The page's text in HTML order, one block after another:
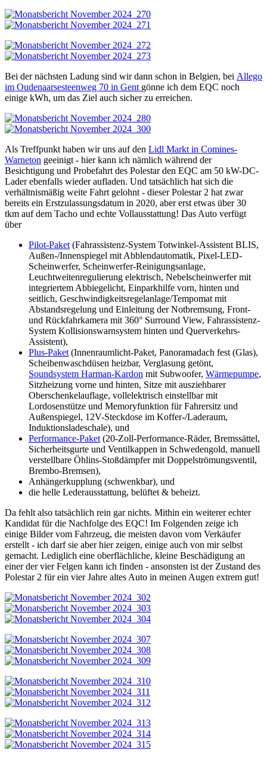
Bei der nächsten Ladung sind wir dann schon in Belgien, bei Allego
im Oudenaarsesteenweg 70 in Gent gönne ich dem EQC noch
einige kWh, um das Ziel auch sicher zu erreichen.
Als Treffpunkt haben wir uns auf den Lidl Markt in Comines-
Warneton geeinigt - hier kann ich nämlich während der
Besichtigung und Probefahrt des Polestar den EQC am 50 kW-DC-
Lader ebenfalls wieder aufladen. Und tatsächlich hat sich die
verhältnismäßig weite Fahrt gelohnt - dieser Polestar 2 hat zwar
bereits ein Erstzulassungsdatum in 2020, aber erst etwas über 30
tkm auf dem Tacho und echte Vollausstattung! Das Auto verfügt
über
Pilot-Paket (Fahrassistenz-System Totwinkel-Assistent BLIS,
Außen-/Innenspiegel mit Abblendautomatik, Pixel-LED-
Scheinwerfer, Scheinwerfer-Reinigungsanlage,
Leuchtweitenregulierung elektrisch, Nebelscheinwerfer mit
integriertem Abbiegelicht, Einparkhilfe vorn, hinten und
seitlich, Geschwindigkeitsregelanlage/Tempomat mit
Abstandsregelung und Einleitung der Notbremsung, Front-
und Rückfahrkamera mit 360° Surround View, Fahrassistenz-
System Kollisionswarnsystem hinten und Querverkehrs-
Assistent),
Plus-Paket (Innenraumlicht-Paket, Panoramadach fest (Glas),
Scheibenwaschdüsen heizbar, Verglasung getönt,
Soundsystem Harman-Kardon mit Subwoofer, Wärmepumpe,
Sitzheizung vorne und hinten, Sitze mit ausziehbarer
Oberschenkelauflage, vollelektrisch einstellbar mit
Lordosenstütze und Memoryfunktion für Fahrersitz und
Außenspiegel, 12V-Steckdose im Koffer-/Laderaum,
Induktionsladeschale), und
Performance-Paket (20-Zoll-Performance-Räder, Bremssättel,
Sicherheitsgurte und Ventilkappen in Schwedengold, manuell
verstellbare Öhlins-Stoßdämpfer mit Doppelströmungsventil,
Brembo-Bremsen),
Anhängerkupplung (schwenkbar), und
die helle Lederausstattung, belüftet & beheizt.
Da fehlt also tatsächlich rein gar nichts. Mithin ein weiterer echter
Kandidat für die Nachfolge des EQC! Im Folgenden zeige ich
einige Bilder vom Fahrzeug, die meisten davon vom Verkäufer
erstellt - ich darf sie aber hier zeigen, einige auch von mir selbst
gemacht. Lediglich eine oberflächliche, kleine Beschädigung an
einer der vier Felgen kann ich finden - ansonsten ist der Zustand des
Polestar 2 für ein vier Jahre altes Auto in meinen Augen extrem gut!